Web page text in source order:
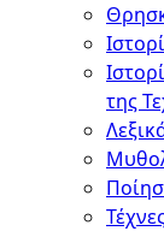
της